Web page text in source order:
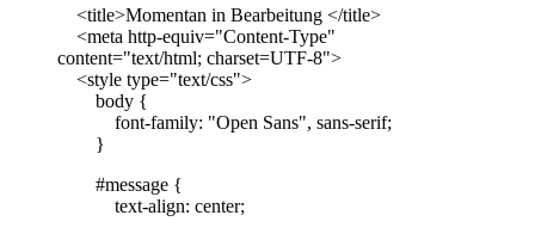
<title>Momentan in Bearbeitung </title>
<meta http-equiv="Content-Type"
content="text/html; charset=UTF-8">
<style type="text/css">
body {
font-family: "Open Sans", sans-serif;
}
#message {
text-align: center;